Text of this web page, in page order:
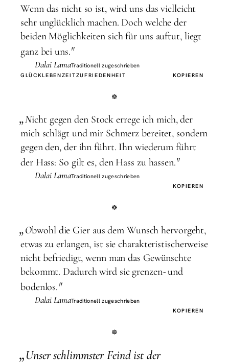
Wenn das nicht so ist, wird uns das vielleicht
sehr unglücklich machen. Doch welche der
beiden Möglichkeiten sich für uns auftut, liegt
ganz bei uns."
Dalai LamaTraditionell zugeschrieben
GLÜCKLEBENZEITZUFRIEDENHEIT KOPIEREN
„Nicht gegen den Stock errege ich mich, der
mich schlägt und mir Schmerz bereitet, sondern
gegen den, der ihn führt. Ihn wiederum führt
der Hass: So gilt es, den Hass zu hassen."
Dalai LamaTraditionell zugeschrieben
KOPIEREN
„Obwohl die Gier aus dem Wunsch hervorgeht,
etwas zu erlangen, ist sie charakteristischerweise
nicht befriedigt, wenn man das Gewünschte
bekommt. Dadurch wird sie grenzen- und
bodenlos."
Dalai LamaTraditionell zugeschrieben
KOPIEREN
„Unser schlimmster Feind ist der